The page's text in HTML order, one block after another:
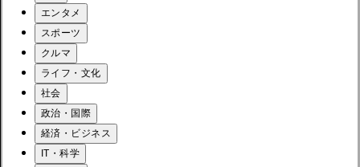
エンタメ
スポーツ
クルマ
ライフ・文化
社会
政治・国際
経済・ビジネス
IT・科学